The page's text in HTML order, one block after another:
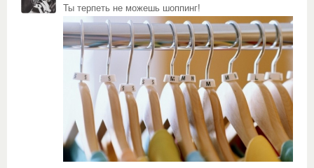
Ты терпеть не можешь шоппинг!